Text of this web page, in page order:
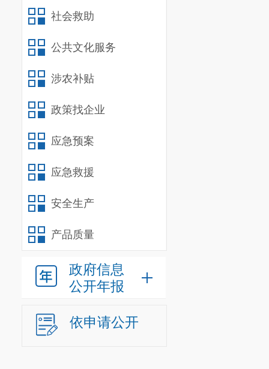
社会救助
公共文化服务
涉农补贴
政策找企业
应急预案
应急救援
安全生产
产品质量
政府信息
公开年报
依申请公开